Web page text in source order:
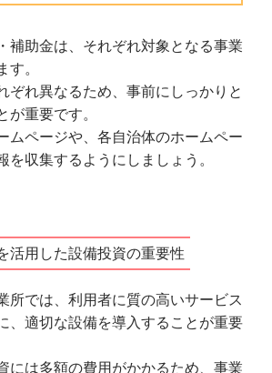
補助金は、それぞれ対象となる事業
。
ぞれ異なるため、事前にしっかりと
重要です。
ムページや、各自治体のホームペー
を収集するようにしましょう。
活用した設備投資の重要性
所では、利用者に質の高いサービス
、適切な設備を導入することが重要
には多額の費用がかかるため、事業